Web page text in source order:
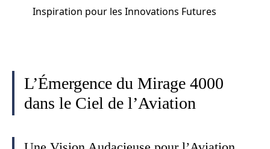
Inspiration pour les Innovations Futures
L’Émergence du Mirage 4000
dans le Ciel de l’Aviation